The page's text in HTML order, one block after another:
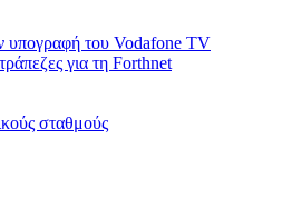
υπογραφή του Vodafone TV
για τη Forthnet
σταθμούς